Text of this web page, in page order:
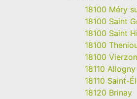
18100 Méry
18100 Saint
18100 Saint
18100
18100 Vierzon
18110 Allogny
18110 Saint-
18120 Brinay